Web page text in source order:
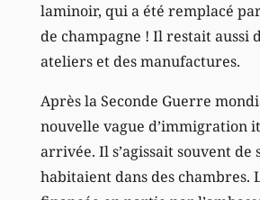
laminoir, qui a été remplacé
de champagne ! Il restait aussi
ateliers et des manufactures.
Après la Seconde Guerre
nouvelle vague d’immigration
arrivée. Il s’agissait souvent de
habitaient dans des chambres.